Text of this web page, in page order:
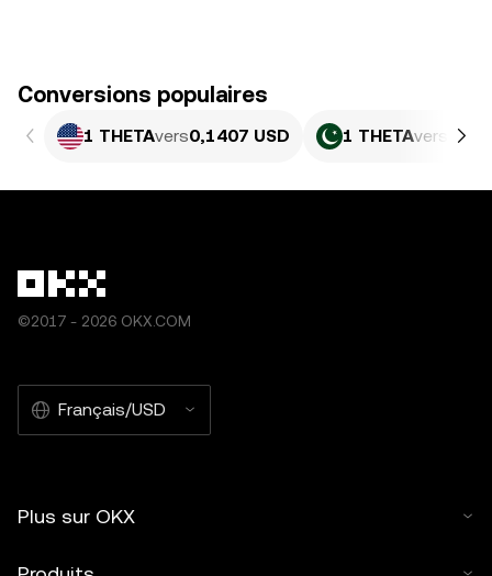
Conversions populaires
1 THETAvers0,1407 USD 1 THETAvers
©2017 - 2026 OKX.COM
Français/USD
Plus sur OKX